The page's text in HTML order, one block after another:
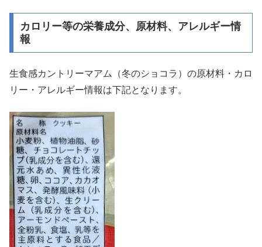
カロリー等の栄養成分、原材料、アレルギー情
報
生食感カントリーマアム（冬のショコラ）の原材料・カロ
リー・アレルギー情報は下記となります。